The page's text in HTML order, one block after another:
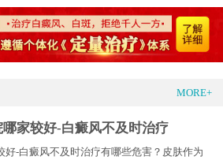
MORE+
家较好-白癜风不及时治疗
好-白癜风不及时治疗有哪些危害？皮肤作为